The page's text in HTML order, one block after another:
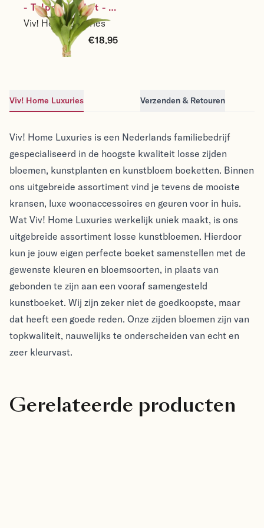
- Tulpen boeket - 7
stuks - kunststof
bloem - lichtroze -
Viv! Home Luxuries
€18.95
Viv! Home Luxuries Verzenden & Retouren
Viv! Home Luxuries
Viv! Home Luxuries
Viv! Home Luxuries is een Nederlands familiebedrijf
gespecialiseerd in de hoogste kwaliteit losse zijden
bloemen, kunstplanten en kunstbloem boeketten. Binnen
ons uitgebreide assortiment vind je tevens de mooiste
kransen, luxe woonaccessoires en geuren voor in huis.
Wat Viv! Home Luxuries werkelijk uniek maakt, is ons
uitgebreide assortiment losse kunstbloemen. Hierdoor
kun je jouw eigen perfecte boeket samenstellen met de
gewenste kleuren en bloemsoorten, in plaats van
gebonden te zijn aan een vooraf samengesteld
kunstboeket. Wij zijn zeker niet de goedkoopste, maar
dat heeft een goede reden. Onze zijden bloemen zijn van
topkwaliteit, nauwelijks te onderscheiden van echt en
zeer kleurvast.
Gerelateerde producten